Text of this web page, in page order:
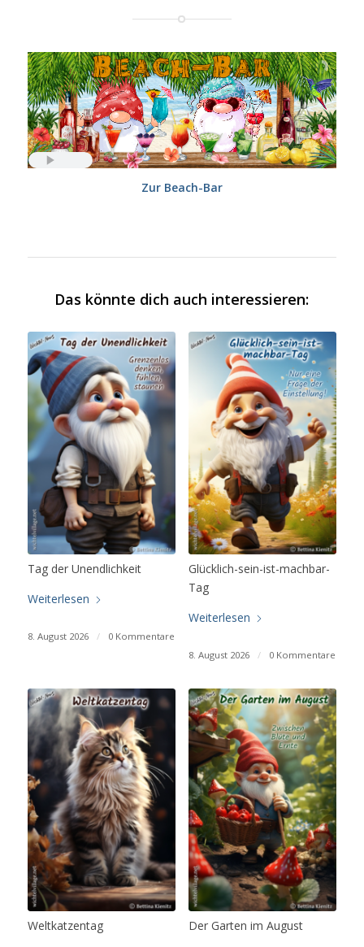
Zur Beach-Bar
Das könnte dich auch interessieren:
Tag der Unendlichkeit
Weiterlesen
8. August 2026 / 0 Kommentare
Glücklich-sein-ist-machbar-
Tag
Weiterlesen
8. August 2026 / 0 Kommentare
Weltkatzentag
Der Garten im August